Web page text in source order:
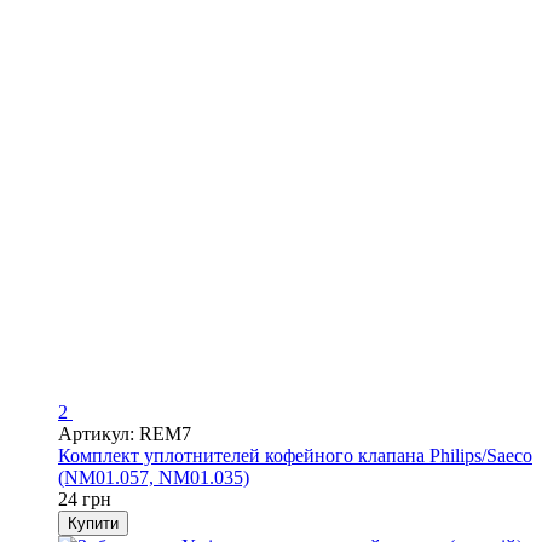
2
Артикул: REM7
Комплект уплотнителей кофейного клапана Philips/Saeco
(NM01.057, NM01.035)
24 грн
Купити